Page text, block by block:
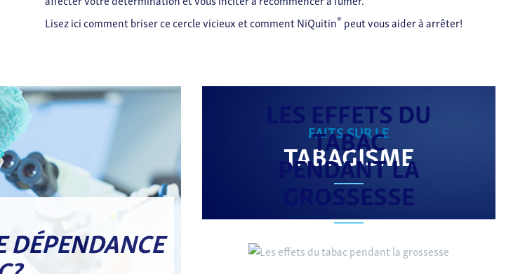
Lisez ici comment briser ce cercle vicieux et comment NiQuitin® peut vous aider à arrêter!
DÉPENDANCE
FAITS SUR LE
TABAGISME
LES EFFETS DU
TABAC
PENDANT LA
GROSSESSE